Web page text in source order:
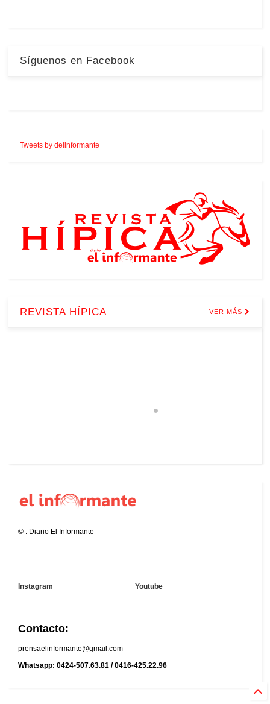
Síguenos en Facebook
Tweets by delinformante
REVISTA HÍPICA VER MÁS
© . Diario El Informante
.
Instagram Youtube
Contacto:
prensaelinformante@gmail.com
Whatsapp: 0424-507.63.81 / 0416-425.22.96